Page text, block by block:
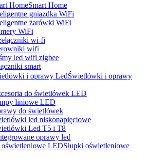
Smart Home
gniazdka WiFi
żarówki WiFi
WiFi
wi-fi
wifi
led wifi zigbee
smart
Świetlówki i oprawy
do świetlówek LED
liniowe LED
do świetlówek
led niskonapięciowe
Led T5 i T8
oprawy led
Słupki oświetleniowe